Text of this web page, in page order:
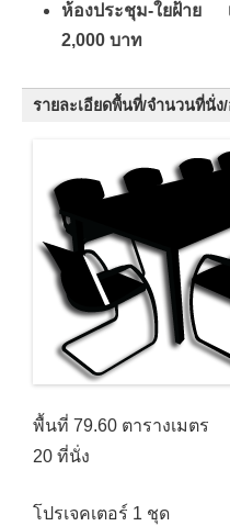
ห้องประชุม-ใยฝ้าย
2,000 บาท
รายละเอียดพื้นที่/จำนวนที่นั่
พื้นที่ 79.60 ตารางเมตร
20 ที่นั่ง
โปรเจคเตอร์ 1 ชุด